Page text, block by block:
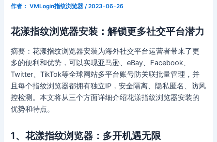
作者： VMLogin指纹浏览器 /2023-06-26
花漾指纹浏览器安装：解锁更多社交平台潜力
摘要：花漾指纹浏览器安装为海外社交平台运营者带来了更
多的便利和优势，可以实现亚马逊、eBay、Facebook、
Twitter、TikTok等全球网站多平台账号防关联批量管理，并
且每个指纹浏览器都拥有独立IP，安全隔离、隐私匿名、防风
控检测。本文将从三个方面详细介绍花漾指纹浏览器安装的
优势和特点。
1、花漾指纹浏览器：多开机遇无限